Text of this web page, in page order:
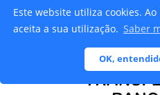
Este website utiliza cookies.
aceita a sua utilização. Saber
OK,